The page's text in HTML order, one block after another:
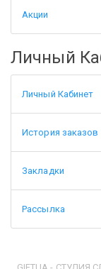
Акции
Личный
Личный Кабинет
История заказов
Закладки
Рассылка